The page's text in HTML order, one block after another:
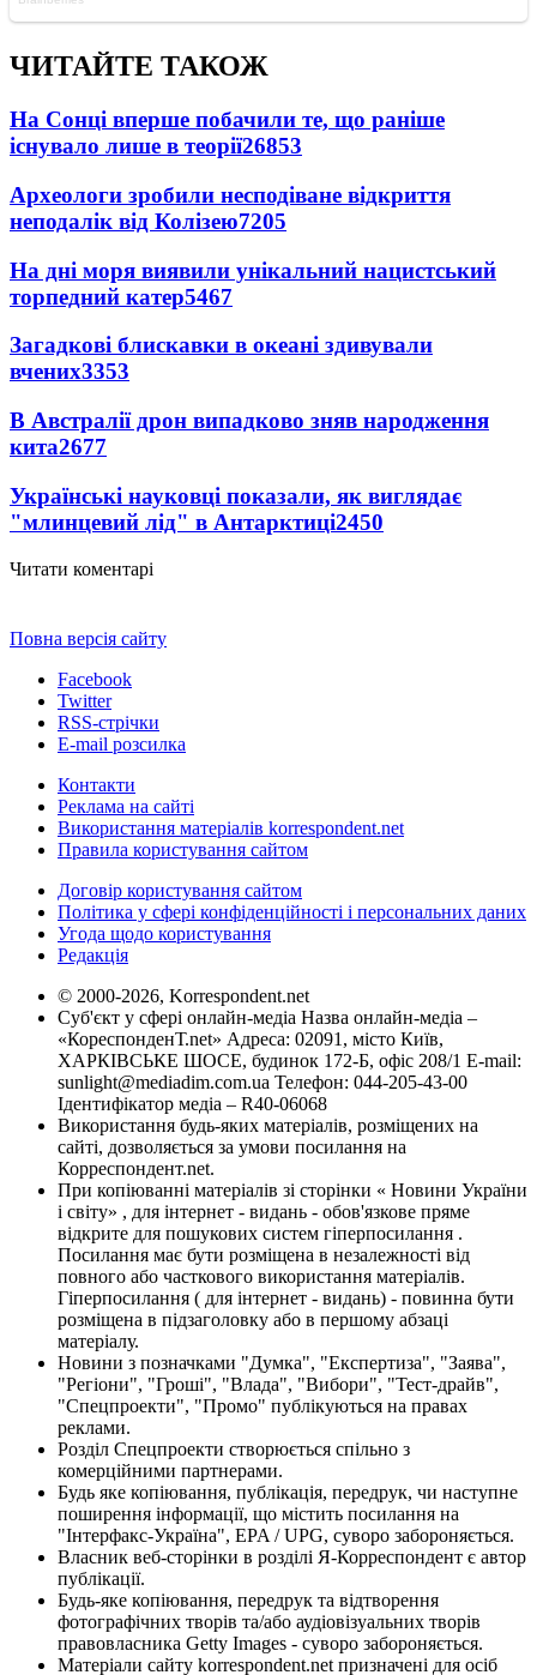
ЧИТАЙТЕ ТАКОЖ
На Сонці вперше побачили те, що раніше
існувало лише в теорії26853
Археологи зробили несподіване відкриття
неподалік від Колізею7205
На дні моря виявили унікальний нацистський
торпедний катер5467
Загадкові блискавки в океані здивували
вчених3353
В Австралії дрон випадково зняв народження
кита2677
Українські науковці показали, як виглядає
"млинцевий лід" в Антарктиці2450
Читати коментарі
Повна версія сайту
Facebook
Twitter
RSS-стрічки
E-mail розсилка
Контакти
Реклама на сайті
Використання матеріалів korrespondent.net
Правила користування сайтом
Договір користування сайтом
Політика у сфері конфіденційності і персональних даних
Угода щодо користування
Редакція
© 2000-2026, Korrespondent.net
Суб'єкт у сфері онлайн-медіа Назва онлайн-медіа –
«КореспонденТ.net» Адреса: 02091, місто Київ,
ХАРКІВСЬКЕ ШОСЕ, будинок 172-Б, офіс 208/1 E-mail:
sunlight@mediadim.com.ua Телефон: 044-205-43-00
Ідентифікатор медіа – R40-06068
Використання будь-яких матеріалів, розміщених на
сайті, дозволяється за умови посилання на
Корреспондент.net.
При копіюванні матеріалів зі сторінки « Новини України
і світу» , для інтернет - видань - обов'язкове пряме
відкрите для пошукових систем гіперпосилання .
Посилання має бути розміщена в незалежності від
повного або часткового використання матеріалів.
Гіперпосилання ( для інтернет - видань) - повинна бути
розміщена в підзаголовку або в першому абзаці
матеріалу.
Новини з позначками "Думка", "Експертиза", "Заява",
"Регіони", "Гроші", "Влада", "Вибори", "Тест-драйв",
"Спецпроекти", "Промо" публікуються на правах
реклами.
Розділ Спецпроекти створюється спільно з
комерційними партнерами.
Будь яке копіювання, публікація, передрук, чи наступне
поширення інформації, що містить посилання на
"Інтерфакс-Україна", EPA / UPG, суворо забороняється.
Власник веб-сторінки в розділі Я-Корреспондент є автор
публікації.
Будь-яке копіювання, передрук та відтворення
фотографічних творів та/або аудіовізуальних творів
правовласника Getty Images - суворо забороняється.
Матеріали сайту korrespondent.net призначені для осіб